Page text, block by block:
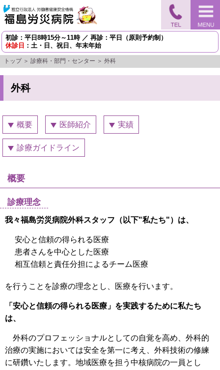
初診：平日8時15分～11時 ／ 再診：平日（原則予約制）
休診日 ：土・日、祝日、年末年始
トップ＞ 診療科・部門・センター ＞ 外科
外科
概要 医師紹介 実績
診療ガイドライン
概要
診療理念
我々福島労災病院外科スタッフ（以下"私たち"）は、
安心と信頼の得られる医療
患者さんを中心とした医療
相互信頼と責任分担によるチーム医療
を行うことを診療の理念とし、医療を行います。
「安心と信頼の得られる医療」を実践するために私たち
は、
外科のプロフェッショナルとしての自覚を高め、外科的
治療の実施においては安全を第一に考え、外科技術の修練
に研鑽いたします。地域医療を担う中核病院の一員とし